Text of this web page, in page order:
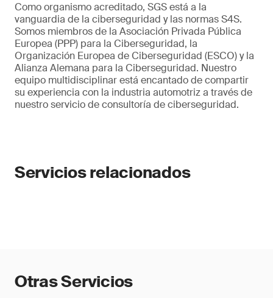
Como organismo acreditado, SGS está a la
vanguardia de la ciberseguridad y las normas S4S.
Somos miembros de la Asociación Privada Pública
Europea (PPP) para la Ciberseguridad, la
Organización Europea de Ciberseguridad (ESCO) y la
Alianza Alemana para la Ciberseguridad. Nuestro
equipo multidisciplinar está encantado de compartir
su experiencia con la industria automotriz a través de
nuestro servicio de consultoría de ciberseguridad.
Servicios relacionados
Otras Servicios